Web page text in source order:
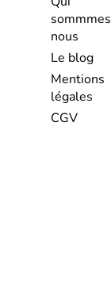
nous
Le blog
Mentions
légales
CGV